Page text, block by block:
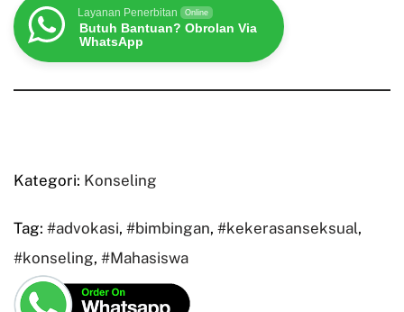
Layanan Penerbitan Online
Butuh Bantuan? Obrolan Via
WhatsApp
Kategori: Konseling
Tag: #advokasi, #bimbingan, #kekerasanseksual,
#konseling, #Mahasiswa